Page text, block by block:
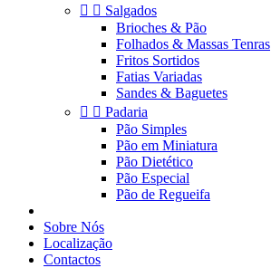
  Salgados
Brioches & Pão
Folhados & Massas Tenras
Fritos Sortidos
Fatias Variadas
Sandes & Baguetes
  Padaria
Pão Simples
Pão em Miniatura
Pão Dietético
Pão Especial
Pão de Regueifa
Sobre Nós
Localização
Contactos